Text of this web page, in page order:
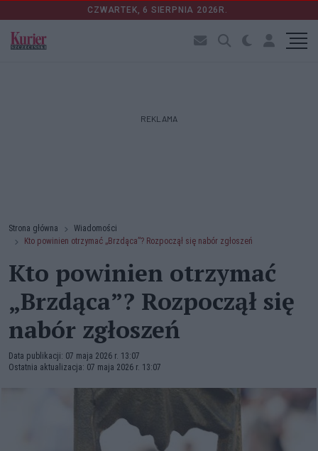
CZWARTEK, 6 SIERPNIA 2026R.
REKLAMA
Strona główna
Wiadomości
Kto powinien otrzymać „Brzdąca”? Rozpoczął się nabór zgłoszeń
Kto powinien otrzymać
„Brzdąca”? Rozpoczął się
nabór zgłoszeń
Data publikacji: 07 maja 2026 r. 13:07
Ostatnia aktualizacja: 07 maja 2026 r. 13:07